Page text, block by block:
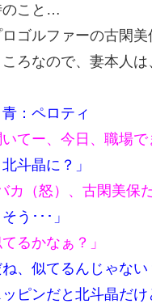
のこと…
ゴルファーの古閑美
ろなので、妻本人
青：ペロティ
いてー、今日、職場
斗晶に？」
カ（怒）、古閑美保
う･･･」
るかなぁ？」
ね、似てるんじゃない
ッピンだと北斗晶だけ